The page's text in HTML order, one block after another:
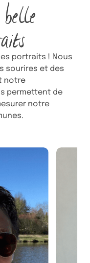
portraits ! Nous
sourires et des
notre
permettent de
notre